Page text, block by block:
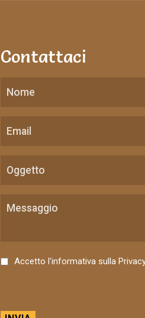
Contattaci
C
e
Accetto l'informativa sulla